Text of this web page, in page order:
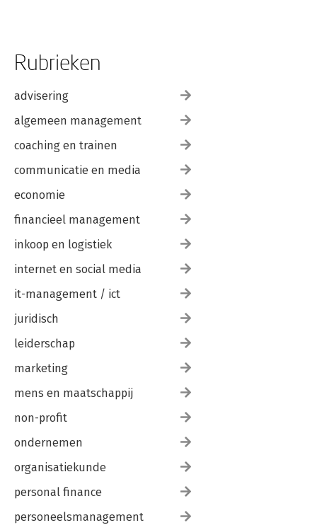
Rubrieken
advisering
algemeen management
coaching en trainen
communicatie en media
economie
financieel management
inkoop en logistiek
internet en social media
it-management / ict
juridisch
leiderschap
marketing
mens en maatschappij
non-profit
ondernemen
organisatiekunde
personal finance
personeelsmanagement